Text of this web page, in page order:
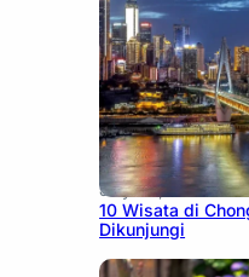
July 30, 2026
10 Wisata di
Dikunjungi